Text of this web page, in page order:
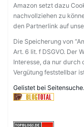
Amazon setzt dazu
nachvollziehen zu
den Partnerlink auf
Die Speicherung von
Art. 6 lit. f DSGVO. Der
Interesse, da nur durch
Vergütung feststellbar
Gelistet bei